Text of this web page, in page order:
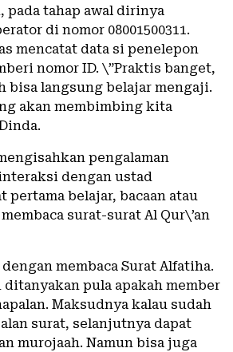
pada tahap awal dirinya
di nomor 08001500311.
mencatat data si penelepon
nomor ID. \”Praktis banget,
bisa langsung belajar mengaji.
akan membimbing kita
pengalaman
dengan ustad
pertama belajar, bacaan atau
surat-surat Al Qur\’an
membaca Surat Alfatiha.
ditanyakan pula apakah member
Maksudnya kalau sudah
surat, selanjutnya dapat
murojaah. Namun bisa juga